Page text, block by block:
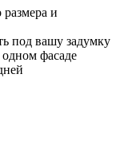
и
под вашу задумку
фасаде